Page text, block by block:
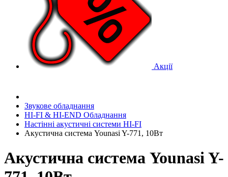
Акції
Звукове обладнання
HI-FI & HI-END Обладнання
Настінні акустичні системи HI-FI
Акустична система Younasi Y-771, 10Вт
Акустична система Younasi Y-